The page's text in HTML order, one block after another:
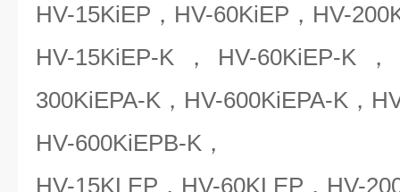
HV-15KiEP，HV-60KiEP，HV-
HV-15KiEP-K，HV-60KiEP-K
300KiEPA-K，HV-600KiEPA-K，
HV-600KiEPB-K，
HV-15KLEP，HV-60KLEP，HV-